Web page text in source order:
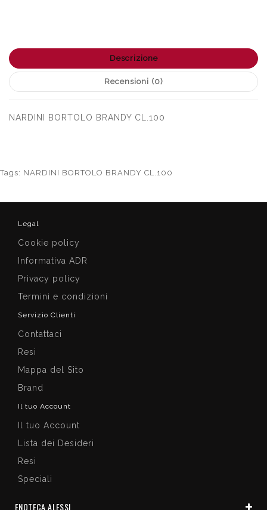
Descrizione
Recensioni (0)
NARDINI BORTOLO BRANDY CL.100
Tags: NARDINI BORTOLO BRANDY CL.100
Legal
Cookie policy
Informativa ADR
Privacy policy
Termini e condizioni
Servizio Clienti
Contattaci
Resi
Mappa del Sito
Brand
Il tuo Account
Il tuo Account
Lista dei Desideri
Resi
Speciali
ENOTECA ALESSI